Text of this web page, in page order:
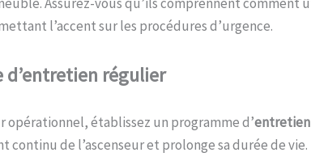
l’accent sur les procédures d’urgence.
entretien régulier
opérationnel, établissez un programme d’
continu de l’ascenseur et prolonge sa durée de vie.